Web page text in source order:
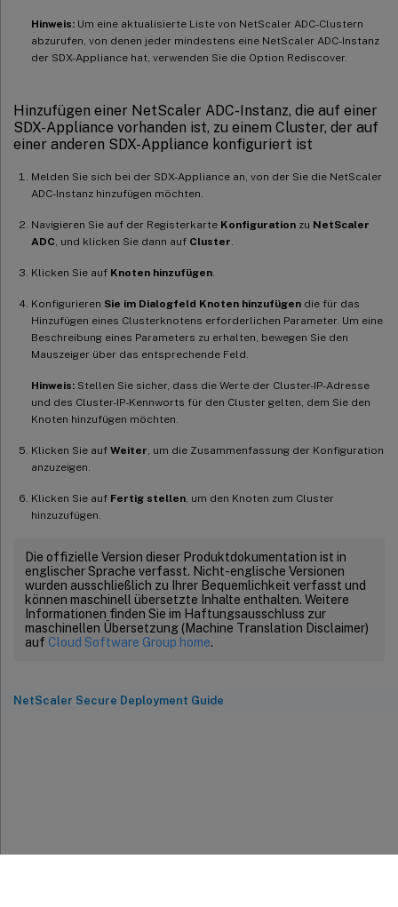
Hinweis: Um eine aktualisierte Liste von NetScaler ADC-Clustern
abzurufen, von denen jeder mindestens eine NetScaler ADC-Instanz
der SDX-Appliance hat, verwenden Sie die Option Rediscover.
Hinzufügen einer NetScaler ADC-Instanz, die auf einer
SDX-Appliance vorhanden ist, zu einem Cluster, der auf
einer anderen SDX-Appliance konfiguriert ist
Melden Sie sich bei der SDX-Appliance an, von der Sie die NetScaler
ADC-Instanz hinzufügen möchten.
Navigieren Sie auf der Registerkarte Konfiguration zu NetScaler
ADC , und klicken Sie dann auf Cluster
Klicken Sie auf Knoten hinzufügen
Konfigurieren Sie im Dialogfeld Knoten hinzufügen die für das
Hinzufügen eines Clusterknotens erforderlichen Parameter. Um eine
Beschreibung eines Parameters zu erhalten, bewegen Sie den
Mauszeiger über das entsprechende Feld.
Hinweis: Stellen Sie sicher, dass die Werte der Cluster-IP-Adresse
und des Cluster-IP-Kennworts für den Cluster gelten, dem Sie den
Knoten hinzufügen möchten.
Klicken Sie auf Weiter , um die Zusammenfassung der Konfiguration
anzuzeigen.
Klicken Sie auf Fertig stellen , um den Knoten zum Cluster
hinzuzufügen.
Die offizielle Version dieser Produktdokumentation ist in
englischer Sprache verfasst. Nicht-englische Versionen
wurden ausschließlich zu Ihrer Bequemlichkeit verfasst und
können maschinell übersetzte Inhalte enthalten. Weitere
Informationen finden Sie im Haftungsausschluss zur
maschinellen Übersetzung (Machine Translation Disclaimer)
auf Cloud Software Group home.
NetScaler Secure Deployment Guide